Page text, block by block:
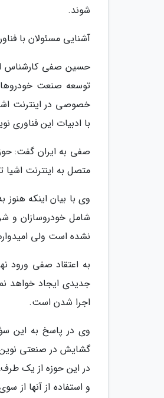
شوند.
آشنایی مسئولان با
حسین صفی کارشناس
توسعه صنعت
خصوصی در اینترنت
با ادبیات این فناوری
صفی به ایران گفت:
متصل به اینترنت اشیا
وی با بیان اینکه
نشده است ولی
به اعتقاد صفی ورود
جدیدی ایجاد خواهد
اجرا شدن است.
وی در پاسخ به این
گشایش در صنعتی نوین
در این حوزه از یک
و استفاده از آنها از